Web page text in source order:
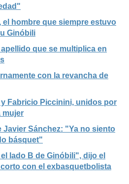
el hombre que siempre estuvo
Ginóbili
que se multiplica en
con la revancha de
y Fabricio Piccinini, unidos por
mujer
Javier Sánchez: "Ya no siento
básquet"
lado B de Ginóbili", dijo el
con el exbasquetbolista